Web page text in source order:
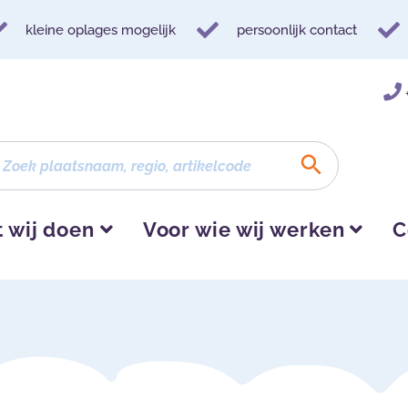
kleine oplages mogelijk persoonlijk contact
wij doen Voor wie wij werken